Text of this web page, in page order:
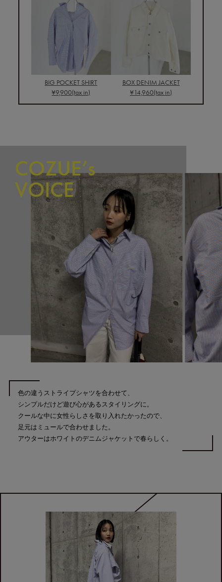
BIG POCKET SHIRT
¥9,900(tax in)
BOX DENIM JACKET
¥14,960(tax in)
COZUE’s
VOICE
色の違うストライプシャツを合わせて、
シンプルだけど遊び心があるスタイリングに。
クールな中に女性らしさを取り入れたかったので、
足元はミュールで合わせました。
アウターはホワイトのデニムジャケットで春らしく。